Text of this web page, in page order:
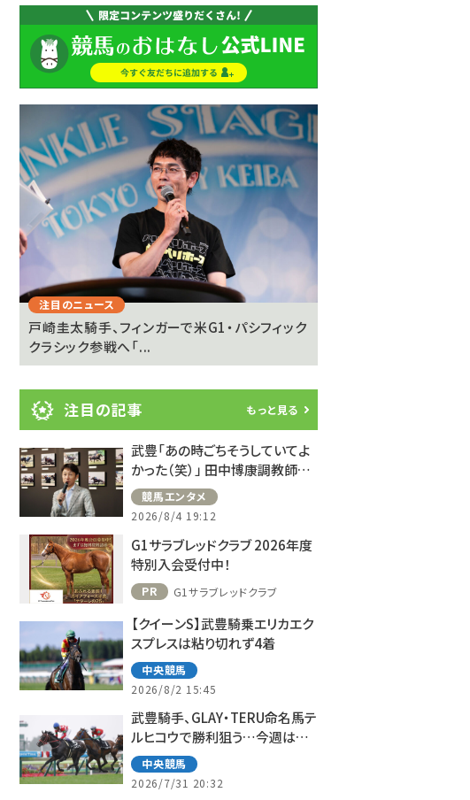
目
ニ
ュ
ー
ス
注目のニュース
戸崎圭太騎手、フィンガーで米G1・パシフィック
クラシック参戦へ「...
注目の記事 もっと見る
武豊「あの時ごちそうしていてよ
かった（笑）」 田中博康調教師と
のフランスでの思い出を語る
競馬エンタメ
2026/8/4 19:12
G1サラブレッドクラブ 2026年度
特別入会受付中！
PR G1サラブレッドクラブ
【クイーンS】武豊騎乗エリカエク
スプレスは粘り切れず4着
中央競馬
2026/8/2 15:45
武豊騎手、GLAY・TERU命名馬テ
ルヒコウで勝利狙う…今週は札
幌で10鞍
中央競馬
2026/7/31 20:32